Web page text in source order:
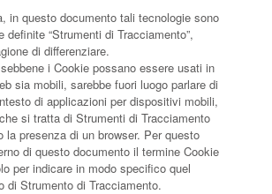
in questo documento tali tecnologie sono
definite “Strumenti di Tracciamento”,
di differenziare.
i Cookie possano essere usati in
sia mobili, sarebbe fuori luogo parlare di
di applicazioni per dispositivi mobili,
si tratta di Strumenti di Tracciamento
la presenza di un browser. Per questo
di questo documento il termine Cookie
per indicare in modo specifico quel
di Strumento di Tracciamento.